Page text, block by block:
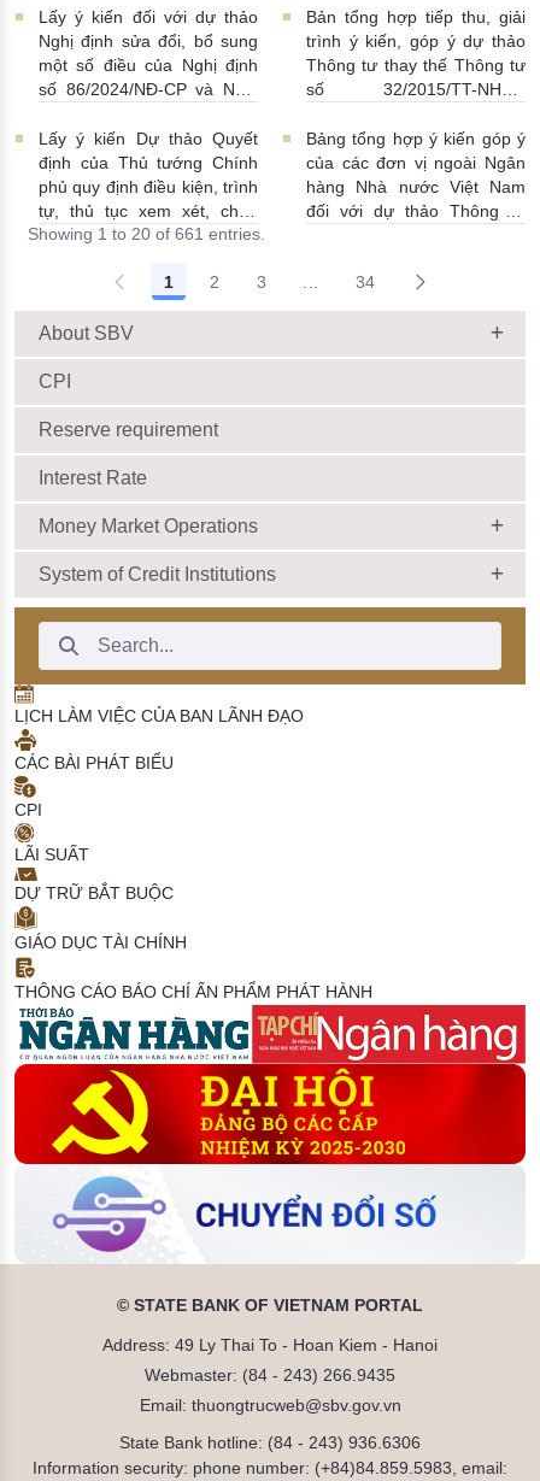
thương mại, chi nhánh ngân
hàng nước ngoài
25/06/2026 | 16:00:00
ngoại hối nhà nước
23/06/2026 | 08:00:00
Lấy ý kiến đối với dự thảo
Nghị định sửa đổi, bổ sung
một số điều của Nghị định
số 86/2024/NĐ-CP và Nghị
22/06/2026 | 09:13:00
Bản tổng hợp tiếp thu, giải
trình ý kiến, góp ý dự thảo
Thông tư thay thế Thông tư
số 32/2015/TT-NHNN
Lấy ý kiến Dự thảo Quyết
định của Thủ tướng Chính
phủ quy định điều kiện, trình
tự, thủ tục xem xét, chấp
thuận cho Tổ chức kinh tế
lãnh cho người không cư trú
18/06/2026 | 15:57:00
Bảng tổng hợp ý kiến góp ý
của các đơn vị ngoài Ngân
hàng Nhà nước Việt Nam
đối với dự thảo Thông tư
định về chế độ báo cáo định
kỳ NHNN Việt Nam
Showing 1 to 20 of 661 entries.
1 2 3 Intermediate Pages Use
34
About SBV
CPI
Reserve requirement
Interest Rate
Money Market Operations
System of Credit Institutions
Search Bar
LỊCH LÀM VIỆC CỦA BAN LÃNH ĐẠO
CÁC BÀI PHÁT BIỂU
CPI
LÃI SUẤT
DỰ TRỮ BẮT BUỘC
GIÁO DỤC TÀI CHÍNH
THÔNG CÁO BÁO CHÍ ẤN PHẨM PHÁT HÀNH
© STATE BANK OF VIETNAM PORTAL
Address: 49 Ly Thai To - Hoan Kiem - Hanoi
Webmaster: (84 - 243) 266.9435
Email: thuongtrucweb@sbv.gov.vn
State Bank hotline: (84 - 243) 936.6306
Information security: phone number: (+84)84.859.5983, email: